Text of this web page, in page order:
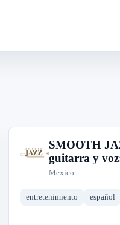
S
SMOOTH
guitarra y
Mexico
entretenimiento español